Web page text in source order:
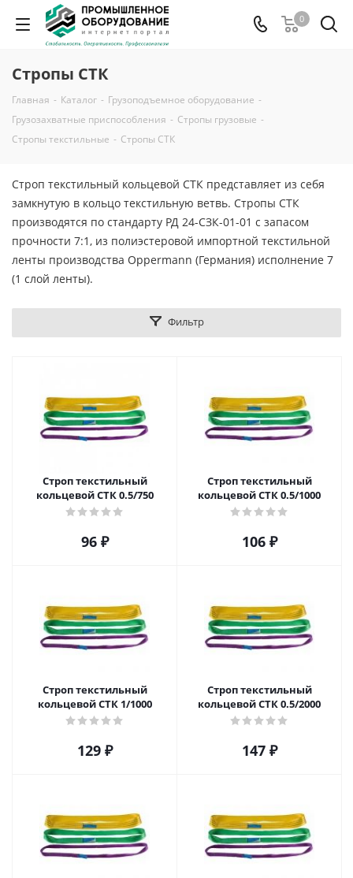
0
Стропы СТК
Главная - Каталог - Грузоподъемное оборудование -
Грузозахватные приспособления - Стропы грузовые -
Стропы текстильные - Стропы СТК
Строп текстильный кольцевой СТК представляет из себя
замкнутую в кольцо текстильную ветвь. Стропы СТК
производятся по стандарту РД 24-СЗК-01-01 с запасом
прочности 7:1, из полиэстеровой импортной текстильной
ленты производства Oppermann (Германия) исполнение 7
(1 слой ленты).
Фильтр
Строп текстильный
кольцевой СТК 0.5/750
96₽
Строп текстильный
кольцевой СТК 0.5/1000
106₽
Строп текстильный
кольцевой СТК 1/1000
129₽
Строп текстильный
кольцевой СТК 0.5/2000
147₽